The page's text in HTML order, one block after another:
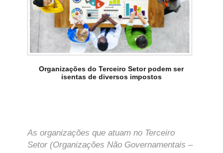
Organizações do Terceiro Setor podem ser
isentas de diversos impostos
As organizações que atuam no Terceiro
Setor (Organizações Não Governamentais –